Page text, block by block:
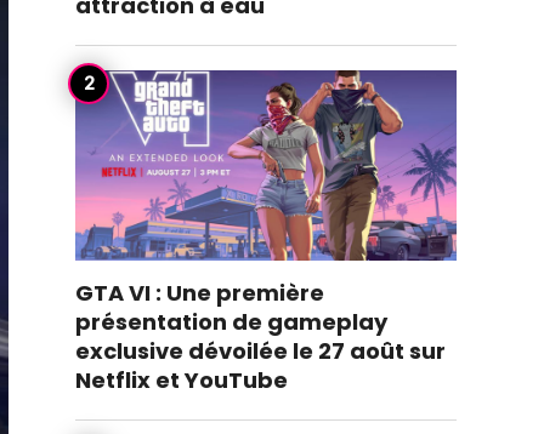
GTA VI : Une première
présentation de gameplay
exclusive dévoilée le 27 août sur
Netflix et YouTube